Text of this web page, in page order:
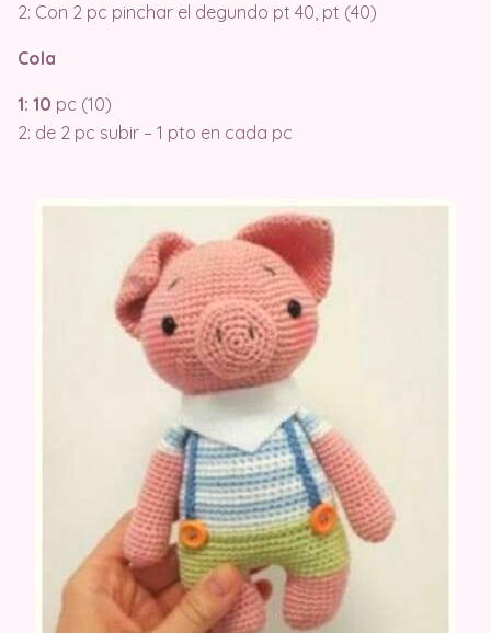
2: Con 2 pc pinchar el degundo pt 40, pt (40)
Cola
1: 10 pc (10)
2: de 2 pc subir – 1 pto en cada pc